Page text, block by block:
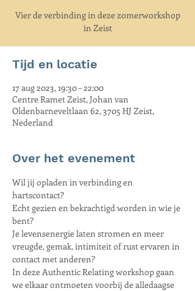
Vier de verbinding in deze zomerworkshop
in Zeist
Tijd en locatie
17 aug 2023, 19:30 – 22:00
Centre Ramet Zeist, Johan van
Oldenbarneveltlaan 62, 3705 HJ Zeist,
Nederland
Over het evenement
Wil jij opladen in verbinding en
hartscontact?
Echt gezien en bekrachtigd worden in wie je
bent?
Je levensenergie laten stromen en meer
vreugde, gemak, intimiteit of rust ervaren in
contact met anderen?
In deze Authentic Relating workshop gaan
we elkaar ontmoeten voorbij de alledaagse